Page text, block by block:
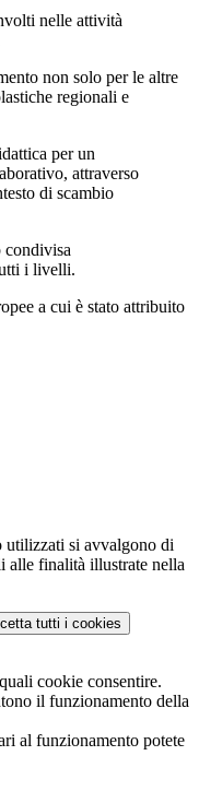
nelle attività
non solo per le altre
regionali e
per un
attraverso
di scambio
condivisa
i livelli.
a cui è stato attribuito
utilizzati si avvalgono di
alle finalità illustrate nella
tutti i cookies
cookie consentire.
il funzionamento della
al funzionamento potete